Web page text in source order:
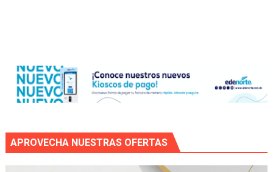
APROVECHA NUESTRAS OFERTAS